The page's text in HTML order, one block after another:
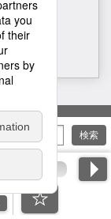
検索